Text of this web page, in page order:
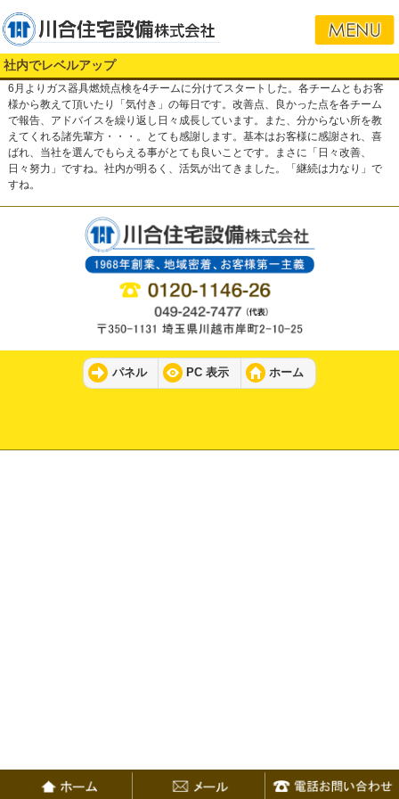
社内でレベルアップ
6月よりガス器具燃焼点検を4チームに分けてスタートした。各チームともお客
様から教えて頂いたり「気付き」の毎日です。改善点、良かった点を各チーム
で報告、アドバイスを繰り返し日々成長しています。また、分からない所を教
えてくれる諸先輩方・・・。とても感謝します。基本はお客様に感謝され、喜
ばれ、当社を選んでもらえる事がとても良いことです。まさに「日々改善、
日々努力」ですね。社内が明るく、活気が出てきました。「継続は力なり」で
すね。
パネル PC 表示 ホーム